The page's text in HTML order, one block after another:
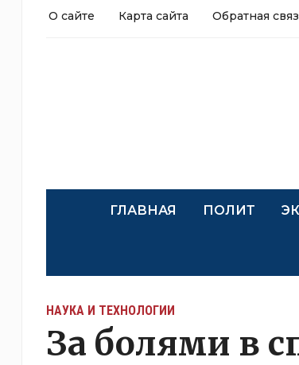
О сайте Карта сайта Обратная
ГЛАВНАЯ ПОЛИТ
НАУКА И ТЕХНОЛОГИИ
За болями в